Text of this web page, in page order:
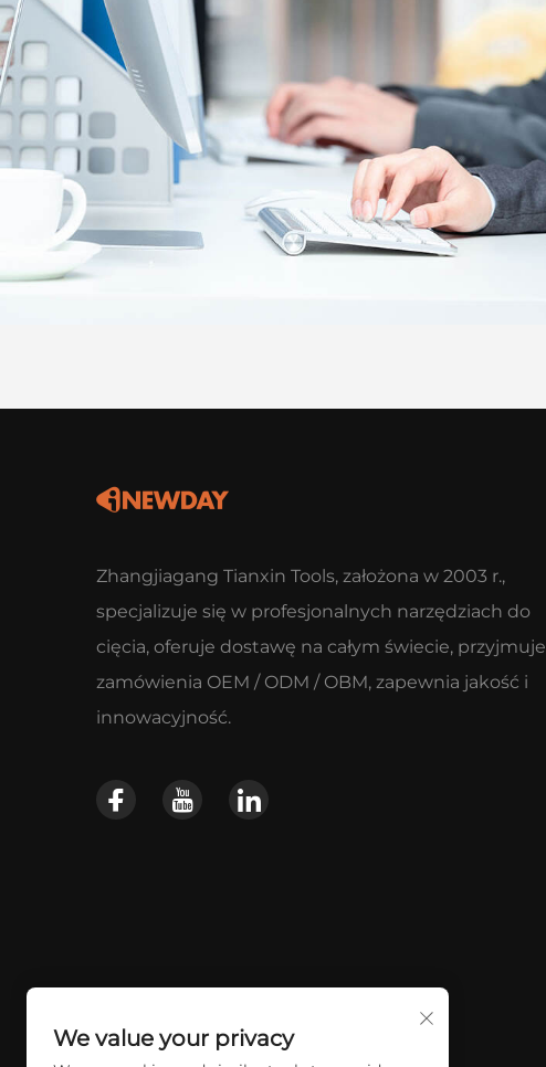
Zhangjiagang Tianxin Tools, założona w 2003 r.,
specjalizuje się w profesjonalnych narzędziach do
cięcia, oferuje dostawę na całym świecie, przyjmuje
zamówienia OEM / ODM / OBM, zapewnia jakość i
innowacyjność.
We value your privacy